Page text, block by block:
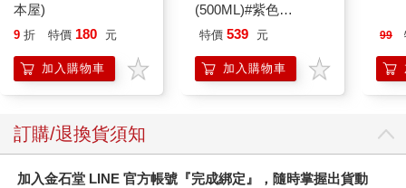
本屋)
9 折 特價 180 元
加入購物車
(500ML)#紫色
IMDSB01PL
特價 539 元
加入購物車
99
訂購/退換貨須知
加入金石堂 LINE 官方帳號『完成綁定』，隨時掌握出貨動